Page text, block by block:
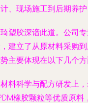
、现场施工到后期养
塑胶深谙此道。公司
建立了从原材料采购
主要体现在以下几个方
材料科学与配方研发上
橡胶颗粒等优质原